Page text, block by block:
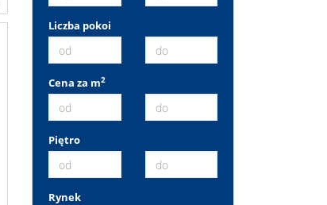
Liczba pokoi
Cena za m2
Piętro
Rynek